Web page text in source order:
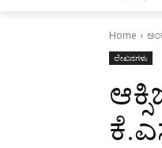
Home
ಲೇಖನಗಳು